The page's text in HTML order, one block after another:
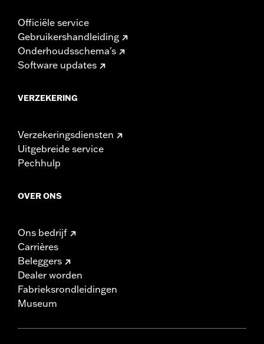
Officiële service
Gebruikershandleiding
Onderhoudsschema's
Software updates
VERZEKERING
Verzekeringsdiensten
Uitgebreide service
Pechhulp
OVER ONS
Ons bedrijf
Carrières
Beleggers
Dealer worden
Fabrieksrondleidingen
Museum